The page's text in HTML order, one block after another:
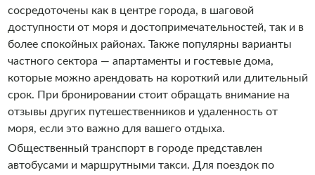
сосредоточены как в центре города, в шаговой
доступности от моря и достопримечательностей, так и в
более спокойных районах. Также популярны варианты
частного сектора — апартаменты и гостевые дома,
которые можно арендовать на короткий или длительный
срок. При бронировании стоит обращать внимание на
отзывы других путешественников и удаленность от
моря, если это важно для вашего отдыха.
Общественный транспорт в городе представлен
автобусами и маршрутными такси. Для поездок по